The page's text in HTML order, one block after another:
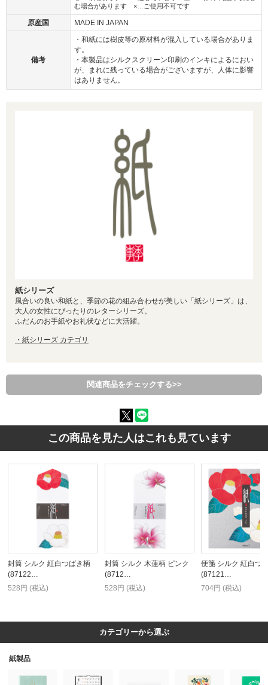
む場合があります ×…ご使用不可です
原産国 MADE IN JAPAN
備考
・和紙には樹皮等の原材料が混入している場合がありま
す。
・本製品はシルクスクリーン印刷のインキによるにおい
が、まれに残っている場合がございますが、人体に影響
はありません。
紙シリーズ
風合いの良い和紙と、季節の花の組み合わせが美しい「紙シリーズ」は、
大人の女性にぴったりのレターシリーズ。
ふだんのお手紙やお礼状などに大活躍。
・紙シリーズ カテゴリ
関連商品をチェックする>>
この商品を見た人はこれも見ています
封筒 シルク 紅白つばき柄
(87122…
528円 (税込)
封筒 シルク 木蓮柄 ピンク
(8712…
528円 (税込)
便箋 シルク 紅白つ
(87121…
704円 (税込)
カテゴリーから選ぶ
紙製品